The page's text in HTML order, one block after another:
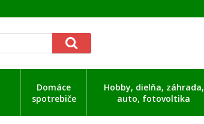
Domáce
spotrebiče
Hobby, dielňa, záhrada,
auto, fotovoltika